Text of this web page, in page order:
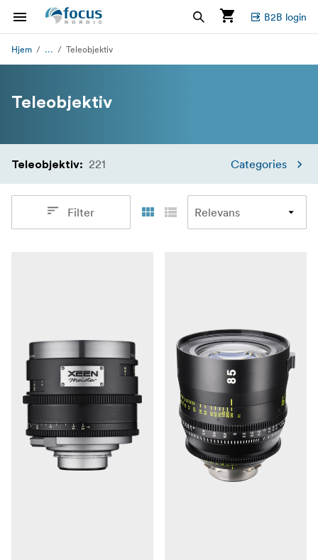
B2B login
Hjem ... Teleobjektiv
Teleobjektiv
Teleobjektiv: 221 Categories
Filter